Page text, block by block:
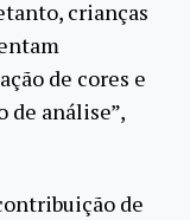
crianças
de cores e
de análise”,
de